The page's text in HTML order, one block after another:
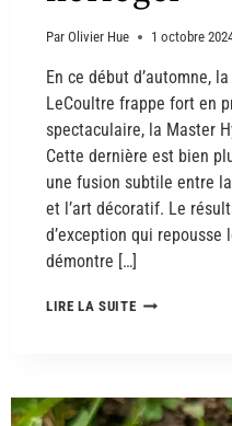
Par Olivier Hue 1 octobre
En ce début d’automne,
LeCoultre frappe fort en
spectaculaire, la Master
Cette dernière est bien
une fusion subtile entre
et l’art décoratif. Le
d’exception qui
démontre […]
LIRE LA SUITE